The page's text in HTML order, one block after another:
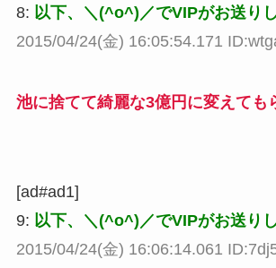
8: 以下、＼(^o^)／でVIPがお送り
2015/04/24(金) 16:05:54.171
池に捨てて綺麗な3億円に変えても
[ad#ad1]
9: 以下、＼(^o^)／でVIPがお送り
2015/04/24(金) 16:06:14.061